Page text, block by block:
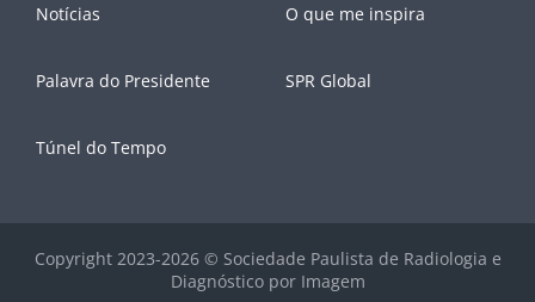
Notícias O que me inspira
Palavra do Presidente SPR Global
Túnel do Tempo
Copyright 2023-2026 © Sociedade Paulista de Radiologia e
Diagnóstico por Imagem